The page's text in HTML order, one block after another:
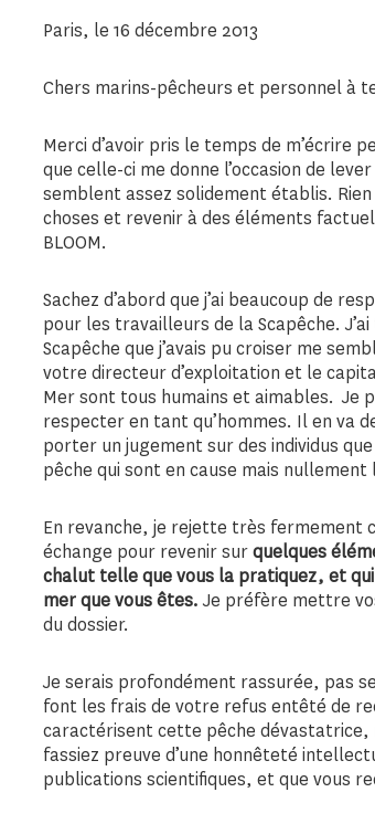
Paris, le 16 décembre 2013
Chers marins-pêcheurs et personnel à
Merci d’avoir pris le temps de m’écrire
que celle-ci me donne l’occasion de
semblent assez solidement établis.
choses et revenir à des éléments
BLOOM.
Sachez d’abord que j’ai beaucoup de
pour les travailleurs de la Scapêche.
Scapêche que j’avais pu croiser me
votre directeur d’exploitation et le
Mer sont tous humains et aimables. Je
respecter en tant qu’hommes. Il en va
porter un jugement sur des individus
pêche qui sont en cause mais
En revanche, je rejette très fermement
échange pour revenir surquelques
chalut telle que vous la pratiquez, et
mer que vous êtes. Je préfère mettre
du dossier.
Je serais profondément rassurée, pas
font les frais de votre refus entêté de
caractérisent cette pêche dévastatrice,
fassiez preuve d’une honnêteté
publications scientifiques, et que vous